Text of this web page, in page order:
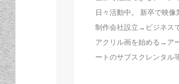
日々活動中。 新卒で映
制作会社設立→ビジネス
アクリル画を始める→ア
ートのサブスクレンタル